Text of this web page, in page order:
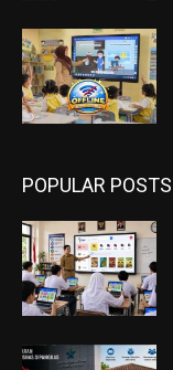
POPULAR POSTS